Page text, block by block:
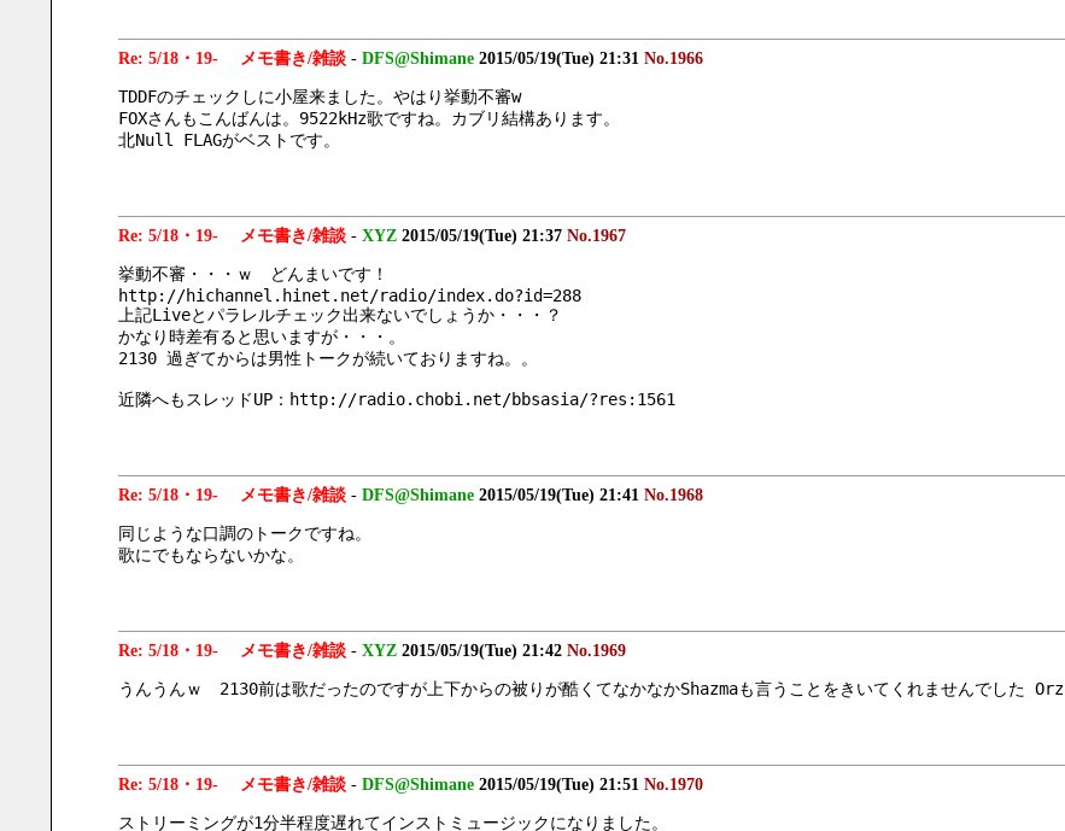
Re: 5/18・19- メモ書き/雑談- DFS@Shimane 2015/05/19(Tue) 21:31 No.1966
TDDFのチェックしに小屋来ました。やはり挙動不審w
FOXさんもこんばんは。9522kHz歌ですね。カブリ結構あります。
北Null FLAGがベストです。
Re: 5/18・19- メモ書き/雑談- XYZ 2015/05/19(Tue) 21:37 No.1967
挙動不審・・・ｗ　どんまいです！
http://hichannel.hinet.net/radio/index.do?id=288
上記Liveとパラレルチェック出来ないでしょうか・・・？
かなり時差有ると思いますが・・・。
2130 過ぎてからは男性トークが続いておりますね。。
近隣へもスレッドUP：http://radio.chobi.net/bbsasia/?res:1561
Re: 5/18・19- メモ書き/雑談- DFS@Shimane 2015/05/19(Tue) 21:41 No.1968
同じような口調のトークですね。
歌にでもならないかな。
Re: 5/18・19- メモ書き/雑談- XYZ 2015/05/19(Tue) 21:42 No.1969
うんうんｗ　2130前は歌だったのですが上下からの被りが酷くてなかなかShazmaも言うことをきいてくれませんでした Orz
Re: 5/18・19- メモ書き/雑談- DFS@Shimane 2015/05/19(Tue) 21:51 No.1970
ストリーミングが1分半程度遅れてインストミュージックになりました。